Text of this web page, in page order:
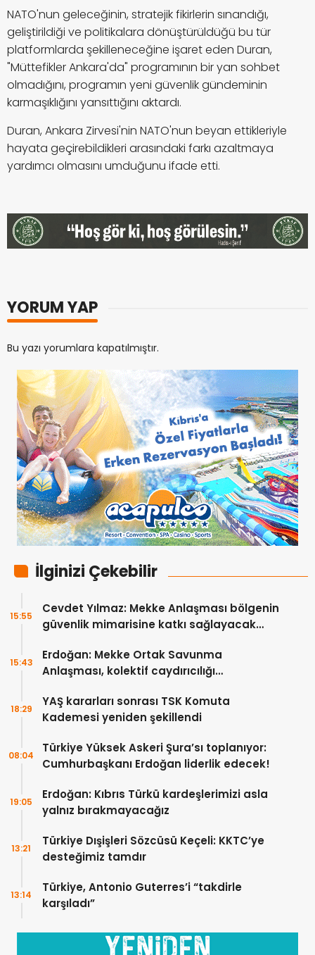
NATO'nun geleceğinin, stratejik fikirlerin sınandığı,
geliştirildiği ve politikalara dönüştürüldüğü bu tür
platformlarda şekilleneceğine işaret eden Duran,
"Müttefikler Ankara'da" programının bir yan sohbet
olmadığını, programın yeni güvenlik gündeminin
karmaşıklığını yansıttığını aktardı.
Duran, Ankara Zirvesi'nin NATO'nun beyan ettikleriyle
hayata geçirebildikleri arasındaki farkı azaltmaya
yardımcı olmasını umduğunu ifade etti.
YORUM YAP
Bu yazı yorumlara kapatılmıştır.
İlginizi Çekebilir
Cevdet Yılmaz: Mekke Anlaşması bölgenin
güvenlik mimarisine katkı sağlayacak
15:55
Erdoğan: Mekke Ortak Savunma
Anlaşması, kolektif caydırıcılığı
15:43
YAŞ kararları sonrası TSK Komuta
Kademesi yeniden şekillendi
18:29
Türkiye Yüksek Askeri Şura’sı toplanıyor:
Cumhurbaşkanı Erdoğan liderlik edecek!
08:04
Erdoğan: Kıbrıs Türkü kardeşlerimizi asla
yalnız bırakmayacağız
19:05
Türkiye Dışişleri Sözcüsü Keçeli: KKTC’ye
desteğimiz tamdır
13:21
Türkiye, Antonio Guterres’i “takdirle
karşıladı”
13:14